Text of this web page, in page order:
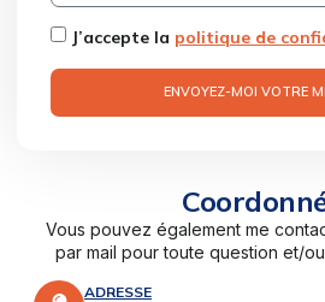
J’accepte la politique de
ENVOYEZ-MOI VOTRE
Vous pouvez également me
par mail pour toute question et/
ADRESSE